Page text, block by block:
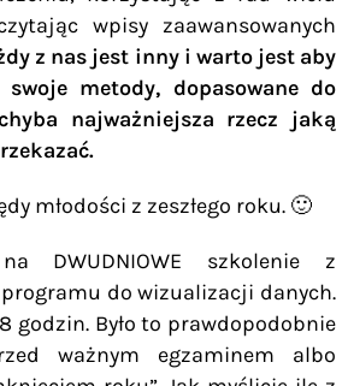
wpisy zaawansowanych
z nas jest inny i warto jest aby
swoje metody, dopasowane do
najważniejsza rzecz jaką
młodości z zeszłego roku. 🙂
DWUDNIOWE szkolenie z
do wizualizacji danych.
godzin. Było to prawdopodobnie
ważnym egzaminem albo